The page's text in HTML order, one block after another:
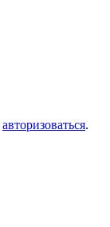
авторизоваться.